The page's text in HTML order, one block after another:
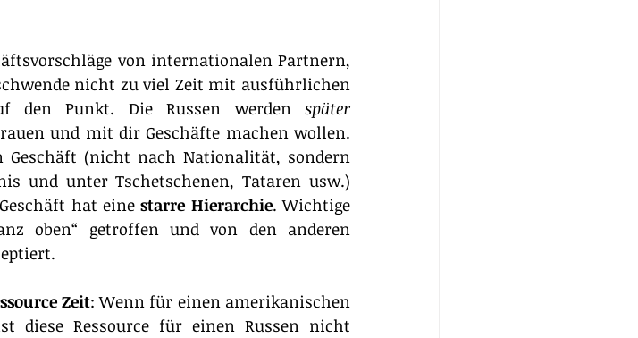
von internationalen Partnern,
nicht zu viel Zeit mit ausführlichen
den Punkt. Die Russen werden später
und mit dir Geschäfte machen wollen.
Geschäft (nicht nach Nationalität, sondern
und unter Tschetschenen, Tataren usw.)
hat eine starre Hierarchie. Wichtige
oben“ getroffen und von den anderen
Zeit: Wenn für einen amerikanischen
diese Ressource für einen Russen nicht